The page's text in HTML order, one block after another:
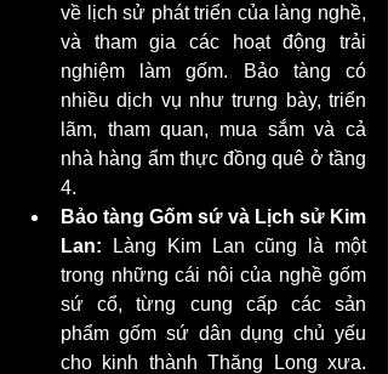
về lịch sử phát triển của làng nghề,
và tham gia các hoạt động trải
nghiệm làm gốm. Bảo tàng có
nhiều dịch vụ như trưng bày, triển
lãm, tham quan, mua sắm và cả
nhà hàng ẩm thực đồng quê ở tầng
4.
Bảo tàng Gốm sứ và Lịch sử Kim
Lan: Làng Kim Lan cũng là một
trong những cái nôi của nghề gốm
sứ cổ, từng cung cấp các sản
phẩm gốm sứ dân dụng chủ yếu
cho kinh thành Thăng Long xưa.